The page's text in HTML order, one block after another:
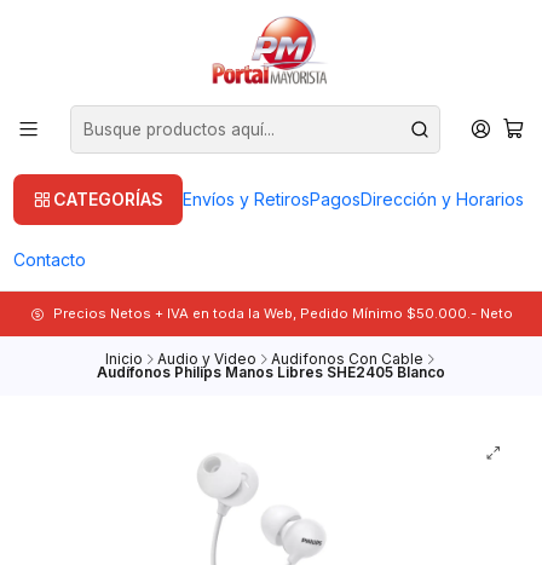
CATEGORÍAS Envíos y RetirosPagosDirección y Horarios
Contacto
Precios Netos + IVA en toda la Web, Pedido Mínimo $50.000.- Neto
Inicio Audio y Video Audifonos Con Cable
Audífonos Philips Manos Libres SHE2405 Blanco